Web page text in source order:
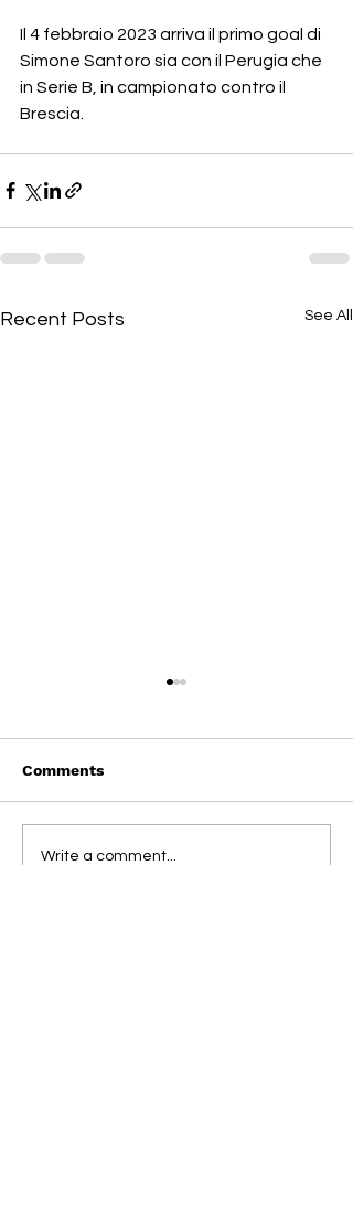
Il 4 febbraio 2023 arriva il primo goal di
Simone Santoro sia con il Perugia che
in Serie B, in campionato contro il
Brescia.
Recent Posts See All
On This Day / Manolo
Comments
Write a comment...